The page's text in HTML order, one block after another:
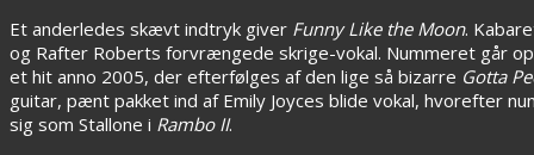
Et anderledes skævt indtryk giver Funny Like the Moon.
og Rafter Roberts forvrængede skrige-vokal. Nummeret går
et hit anno 2005, der efterfølges af den lige så bizarre Gotta
guitar, pænt pakket ind af Emily Joyces blide vokal, hvorefter
sig som Stallone i Rambo II.